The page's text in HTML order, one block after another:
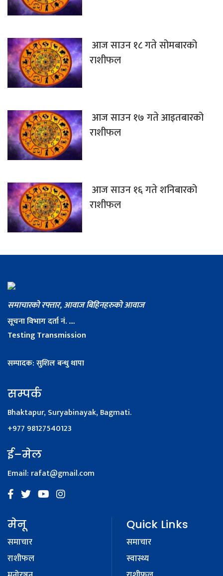
आज साउन १८ गते सोमबारको
राशीफल
आज साउन १७ गते आइतबारको
राशीफल
आज साउन १६ गते शनिबारको
राशीफल
समाचारको रफ्तार, आवाज बिहिनहरुको आवाज
सूचना विभाग दर्ता नं. ....
Testing Transmission
सम्पादक: सुशिल बन्धु थापा
सम्पर्क
Bhaktapur, Suryabinayak, Bagmati.
+977 98127540123
ई–मेल
Email: rafat@gmail.com
मेनू
समाचार
राशीफल
Quick Links
समाचार
स्वास्थ्य